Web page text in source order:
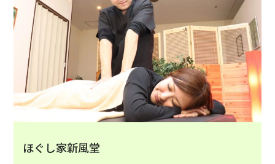
ほぐし家新風堂